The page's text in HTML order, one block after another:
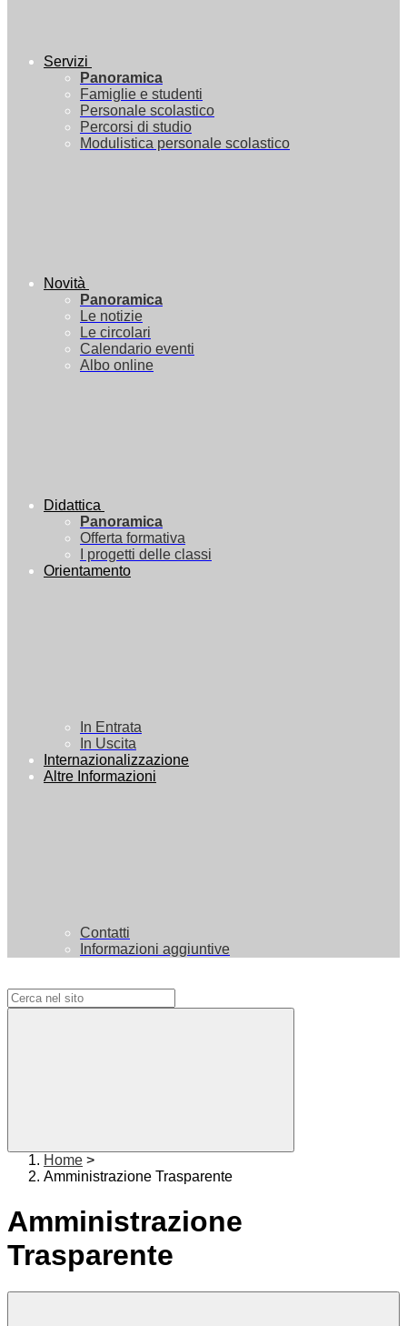
Servizi
Panoramica
Famiglie e studenti
Personale scolastico
Percorsi di studio
Modulistica personale scolastico
Novità
Panoramica
Le notizie
Le circolari
Calendario eventi
Albo online
Didattica
Panoramica
Offerta formativa
I progetti delle classi
Orientamento
In Entrata
In Uscita
Internazionalizzazione
Altre Informazioni
Contatti
Informazioni aggiuntive
Home >
Amministrazione Trasparente
Amministrazione
Trasparente